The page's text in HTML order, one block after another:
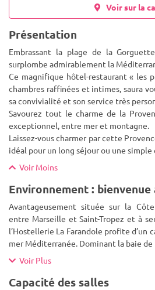
Voir sur la
Présentation
Embrassant la plage de la
surplombe admirablement la
Ce magnifique hôtel-restaurant « les
chambres raffinées et intimes, saura
sa convivialité et son service très
Savourez tout le charme de la
exceptionnel, entre mer et montagne.
Laissez-vous charmer par cette
idéal pour un long séjour ou une
Voir Moins
Environnement :
Avantageusement située sur la Côte
entre Marseille et Saint-Tropez et à
l’Hostellerie La Farandole profite d’un
mer Méditerranée. Dominant la baie de
Voir Plus
Capacité des salles